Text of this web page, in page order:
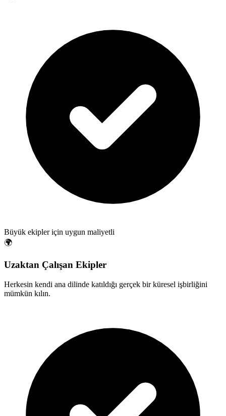
Büyük ekipler için uygun maliyetli
🌍
Uzaktan Çalışan Ekipler
Herkesin kendi ana dilinde katıldığı gerçek bir küresel işbirliğini
mümkün kılın.